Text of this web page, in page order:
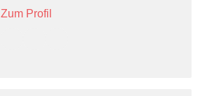
Zum Profil